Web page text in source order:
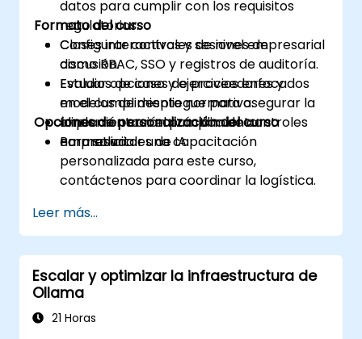
datos para cumplir con los requisitos
regulatorios.
Configurar controles de nivel empresarial
como RBAC, SSO y registros de auditoría.
Evaluar opciones de proveedores y
modelos de despliegue para asegurar la
alineación con el cumplimiento
normativo.
Formato del curso
Clases interactivas y sesiones de
discusión.
Estudios de caso y ejercicios enfocados
en el cumplimiento normativo.
Implementación práctica de controles
empresariales de IA.
Opciones de personalización del curso
Para solicitar una capacitación
personalizada para este curso,
contáctenos para coordinar la logística.
Leer más...
Escalar y optimizar la infraestructura de
Ollama
21 Horas